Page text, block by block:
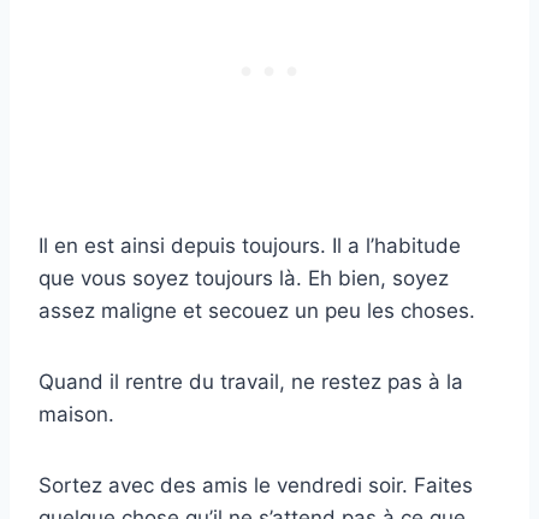
Il en est ainsi depuis toujours. Il a l’habitude
que vous soyez toujours là. Eh bien, soyez
assez maligne et secouez un peu les choses.
Quand il rentre du travail, ne restez pas à la
maison.
Sortez avec des amis le vendredi soir. Faites